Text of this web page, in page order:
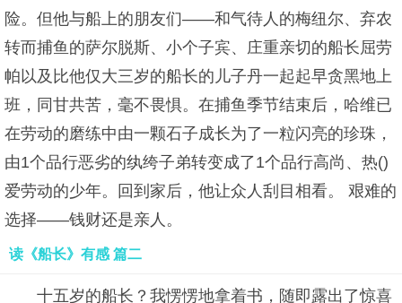
险。但他与船上的朋友们——和气待人的梅纽尔、弃农
转而捕鱼的萨尔脱斯、小个子宾、庄重亲切的船长屈劳
帕以及比他仅大三岁的船长的儿子丹一起起早贪黑地上
班，同甘共苦，毫不畏惧。在捕鱼季节结束后，哈维已
在劳动的磨练中由一颗石子成长为了一粒闪亮的珍珠，
由1个品行恶劣的纨绔子弟转变成了1个品行高尚、热()
爱劳动的少年。回到家后，他让众人刮目相看。 艰难的
选择——钱财还是亲人。
读《船长》有感 篇二
十五岁的船长？我愣愣地拿着书，随即露出了惊喜